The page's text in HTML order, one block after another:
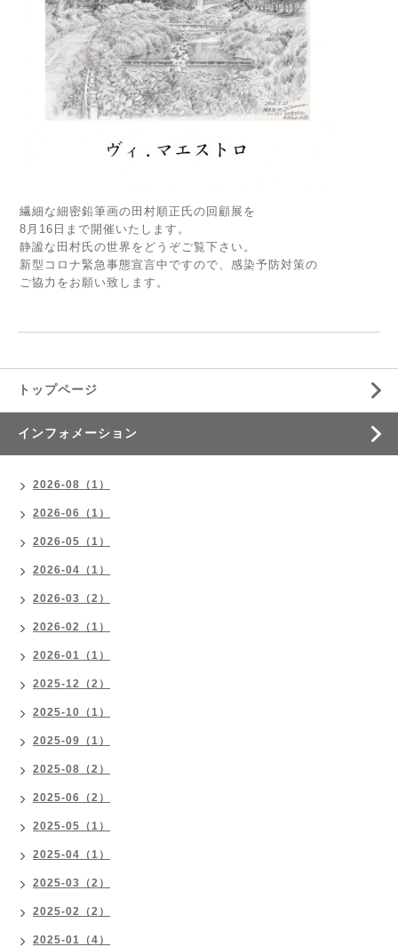
繊細な細密鉛筆画の田村順正氏の回顧展を
8月16日まで開催いたします。
静謐な田村氏の世界をどうぞご覧下さい。
新型コロナ緊急事態宣言中ですので、感染予防対策の
ご協力をお願い致します。
トップページ
インフォメーション
2026-08（1）
2026-06（1）
2026-05（1）
2026-04（1）
2026-03（2）
2026-02（1）
2026-01（1）
2025-12（2）
2025-10（1）
2025-09（1）
2025-08（2）
2025-06（2）
2025-05（1）
2025-04（1）
2025-03（2）
2025-02（2）
2025-01（4）